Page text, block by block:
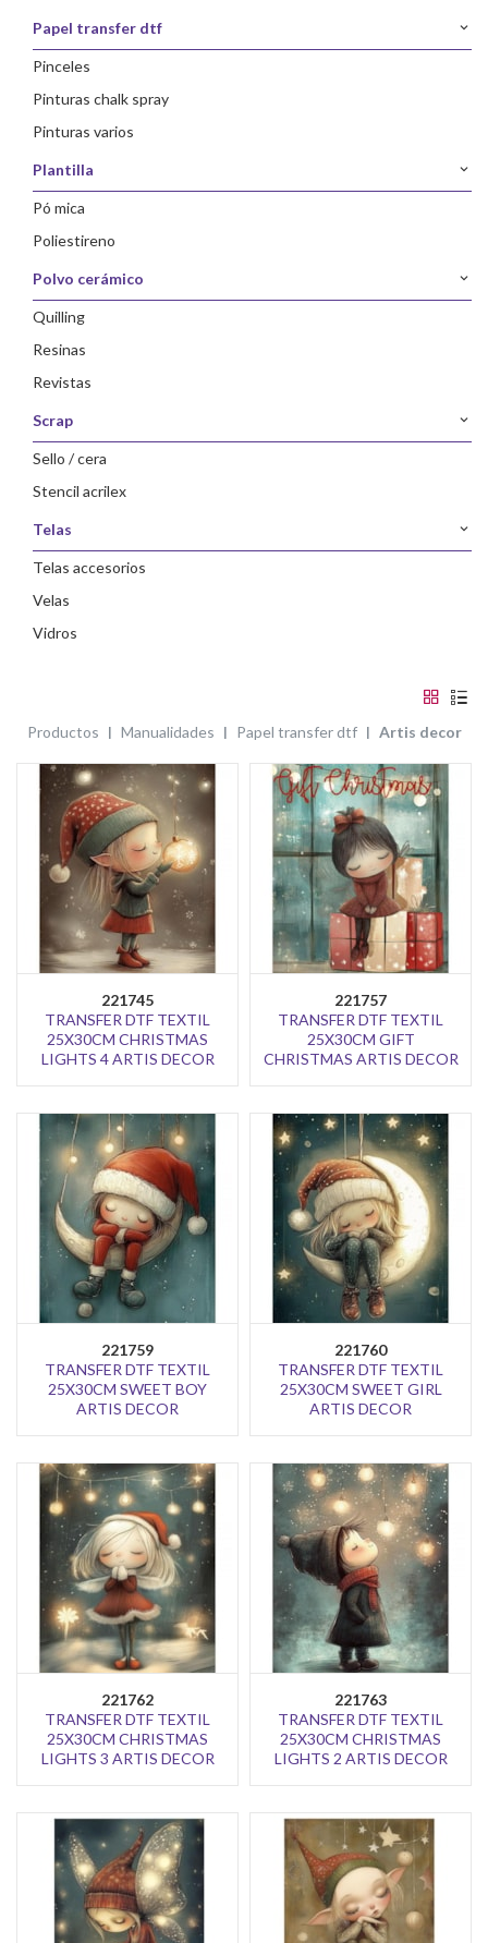
papel transfer dtf
pinceles
pinturas chalk spray
pinturas varios
plantilla
pó mica
poliestireno
polvo cerámico
quilling
resinas
revistas
scrap
sello / cera
stencil acrilex
telas
telas accesorios
velas
vidros
productos manualidades papel transfer dtf artis decor
221745
TRANSFER DTF TEXTIL
25X30CM CHRISTMAS
LIGHTS 4 ARTIS DECOR
221757
TRANSFER DTF TEXTIL
25X30CM GIFT
CHRISTMAS ARTIS DECOR
221759
TRANSFER DTF TEXTIL
25X30CM SWEET BOY
ARTIS DECOR
221760
TRANSFER DTF TEXTIL
25X30CM SWEET GIRL
ARTIS DECOR
221762
TRANSFER DTF TEXTIL
25X30CM CHRISTMAS
LIGHTS 3 ARTIS DECOR
221763
TRANSFER DTF TEXTIL
25X30CM CHRISTMAS
LIGHTS 2 ARTIS DECOR